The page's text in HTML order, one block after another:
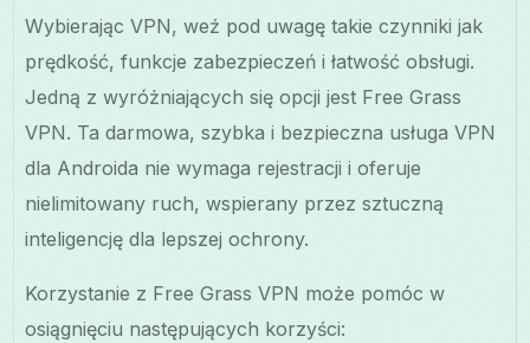
Wybierając VPN, weź pod uwagę takie czynniki jak
prędkość, funkcje zabezpieczeń i łatwość obsługi.
Jedną z wyróżniających się opcji jest Free Grass
VPN. Ta darmowa, szybka i bezpieczna usługa VPN
dla Androida nie wymaga rejestracji i oferuje
nielimitowany ruch, wspierany przez sztuczną
inteligencję dla lepszej ochrony.
Korzystanie z Free Grass VPN może pomóc w
osiągnięciu następujących korzyści: